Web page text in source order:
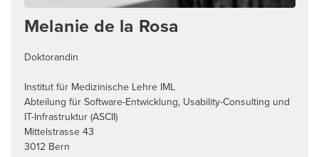
Melanie de la Rosa
Doktorandin
Institut für Medizinische Lehre IML
Abteilung für Software-Entwicklung, Usability-Consulting und
IT-Infrastruktur (ASCII)
Mittelstrasse 43
3012 Bern